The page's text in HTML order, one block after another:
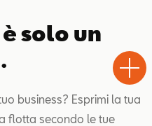
solo un
business? Esprimi la tua
flotta secondo le tue
Drive
Chiama